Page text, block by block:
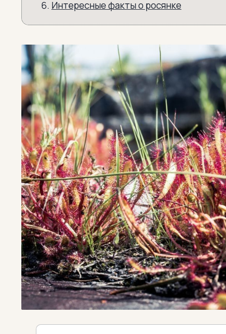
Интересные факты о росянке